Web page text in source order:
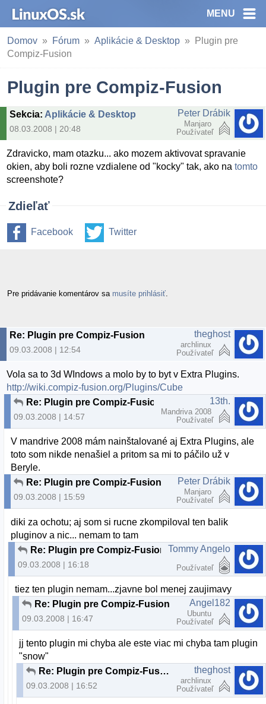
MENU
Domov Fórum Aplikácie & Desktop
Plugin pre
Compiz-Fusion
Plugin pre Compiz-Fusion
Sekcia: Aplikácie & Desktop
08.03.2008 | 20:48
Peter Drábik
Manjaro
Používateľ
Zdravicko, mam otazku... ako mozem aktivovat spravanie
okien, aby boli rozne vzdialene od "kocky" tak, ako natomto
screenshote?
Zdieľať
Facebook Twitter
Pre pridávanie komentárov sa musíte prihlásiť
Re: Plugin pre Compiz-Fusion
09.03.2008 | 12:54
theghost
archlinux
Používateľ
Vola sa to 3d WIndows a molo by to byt v Extra Plugins.
http://wiki.compiz-fusion.org/Plugins/Cube
Re: Plugin pre Compiz-Fusion
09.03.2008 | 14:57
13th.
Mandriva 2008
Používateľ
V mandrive 2008 mám nainštalované aj Extra Plugins, ale
toto som nikde nenašiel a pritom sa mi to páčilo už v
Beryle.
Re: Plugin pre Compiz-Fusion
09.03.2008 | 15:59
Peter Drábik
Manjaro
Používateľ
diki za ochotu; aj som si rucne zkompiloval ten balik
pluginov a nic... nemam to tam
Re: Plugin pre Compiz-Fusion
09.03.2008 | 16:18
Tommy Angelo
Používateľ
tiez ten plugin nemam...zjavne bol menej zaujimavy
Re: Plugin pre Compiz-Fusion
09.03.2008 | 16:47
Angel182
Ubuntu
Používateľ
jj tento plugin mi chyba ale este viac mi chyba tam plugin
"snow"
Re: Plugin pre Compiz-Fusion
09.03.2008 | 16:52
theghost
archlinux
Používateľ